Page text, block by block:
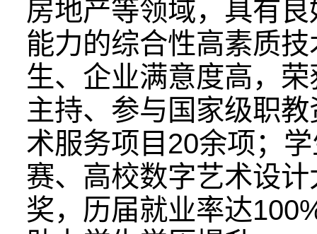
房地产等领域，具有
能力的综合性高素质
生、企业满意度高，
主持、参与国家级职
术服务项目20余项；
赛、高校数字艺术设
奖，历届就业率达